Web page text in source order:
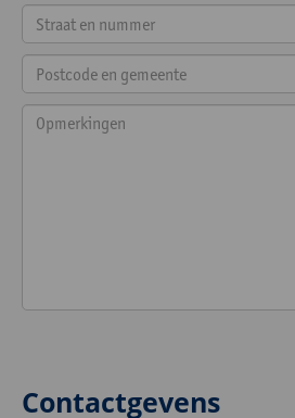
Contactgevens